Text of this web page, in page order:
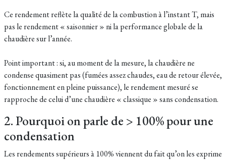
​Ce rendement reflète la qualité de la combustion à l’instant T, mais
pas le rendement « saisonnier » ni la performance globale de la
chaudière sur l’année.
Point important : si, au moment de la mesure, la chaudière ne
condense quasiment pas (fumées assez chaudes, eau de retour élevée,
fonctionnement en pleine puissance), le rendement mesuré se
rapproche de celui d’une chaudière « classique » sans condensation.
2. Pourquoi on parle de > 100% pour une
condensation
Les rendements supérieurs à 100% viennent du fait qu’on les exprime